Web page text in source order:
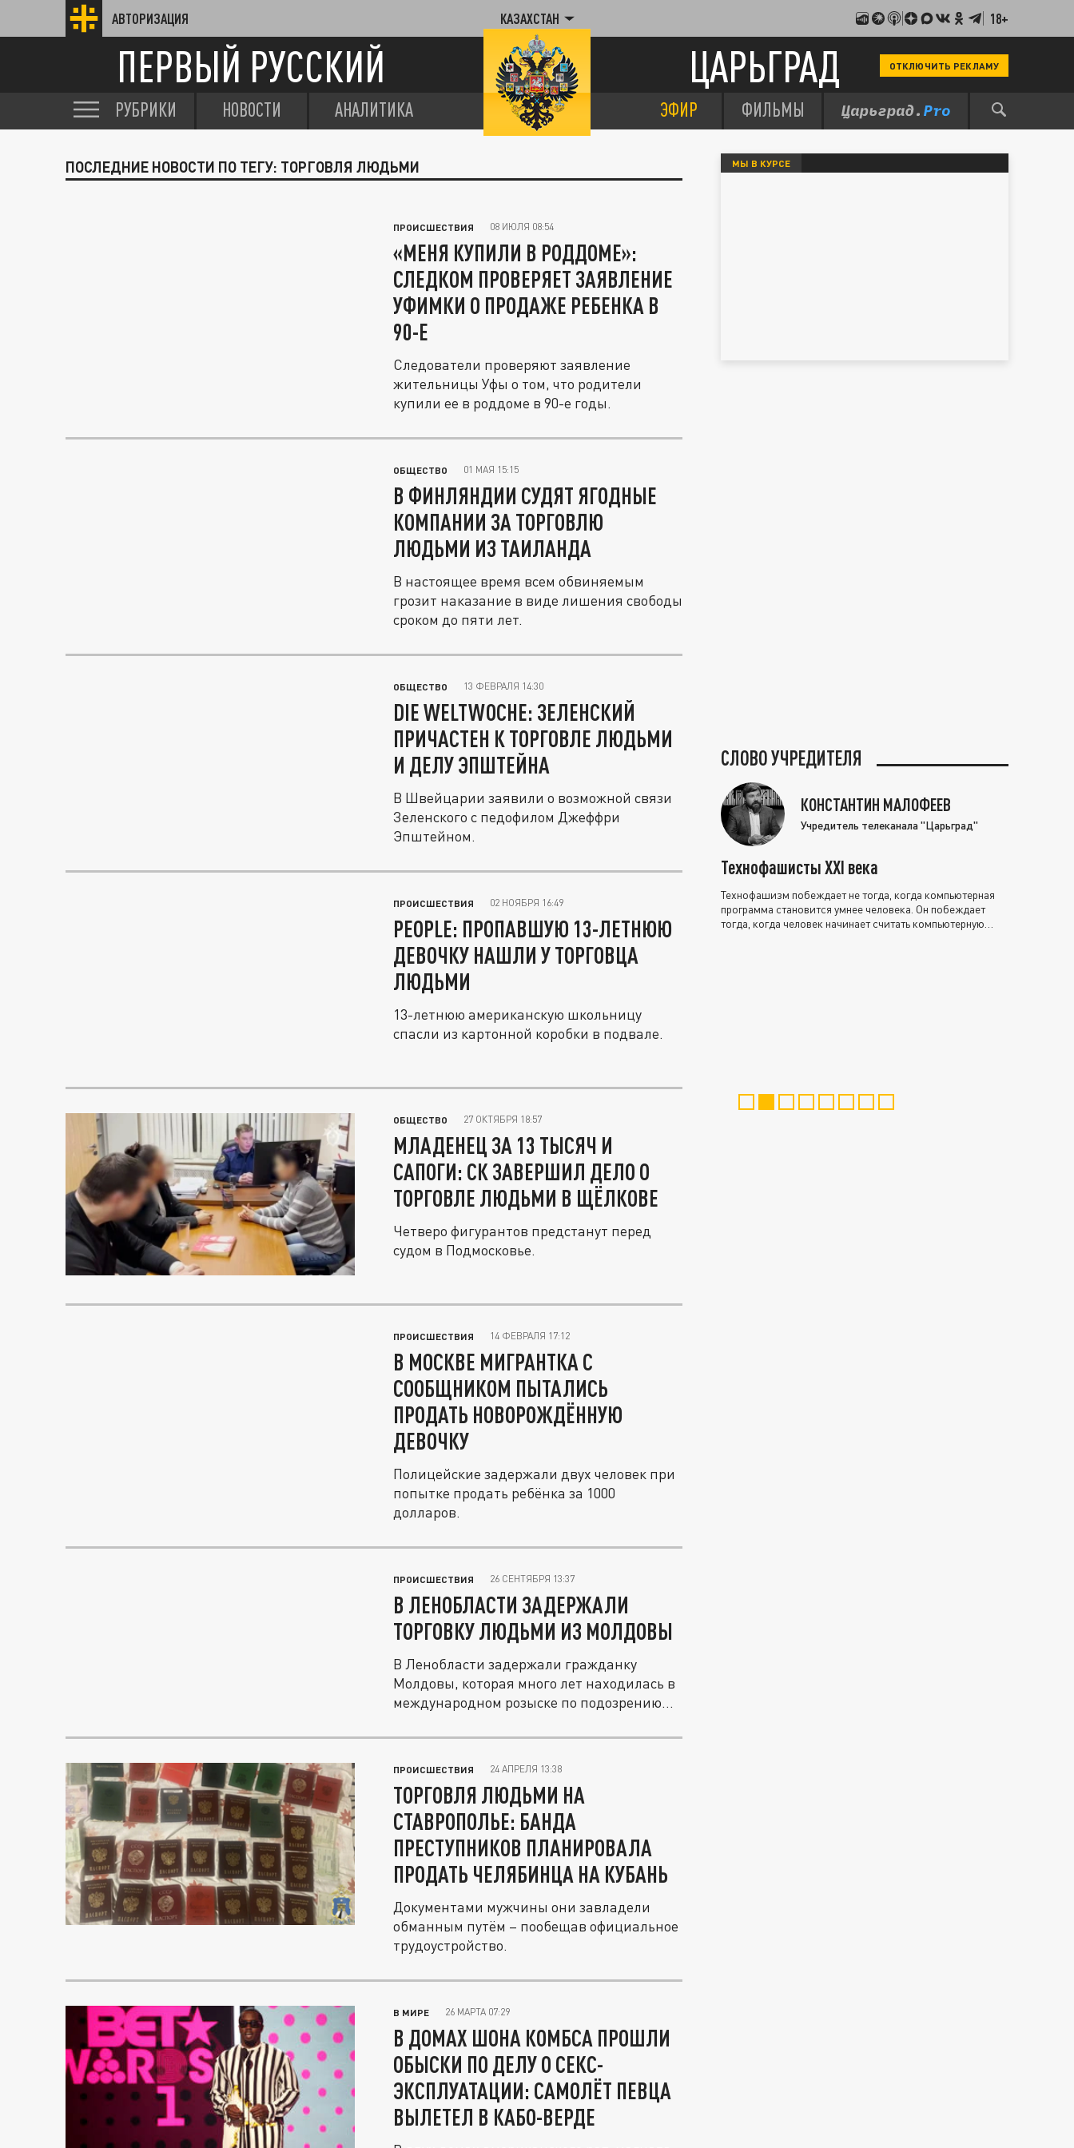
АВТОРИЗАЦИЯ КАЗАХСТАН 18+
ПЕРВЫЙ РУССКИЙ ЦАРЬГРАД ОТКЛЮЧИТЬ РЕКЛАМУ
РУБРИКИ НОВОСТИ АНАЛИТИКА ЭФИР ФИЛЬМЫ
ПОСЛЕДНИЕ НОВОСТИ ПО ТЕГУ: ТОРГОВЛЯ ЛЮДЬМИ
ПРОИСШЕСТВИЯ 08 ИЮЛЯ 08:54
«МЕНЯ КУПИЛИ В РОДДОМЕ»:
СЛЕДКОМ ПРОВЕРЯЕТ ЗАЯВЛЕНИЕ
УФИМКИ О ПРОДАЖЕ РЕБЕНКА В
90-Е
Следователи проверяют заявление
жительницы Уфы о том, что родители
купили ее в роддоме в 90-е годы.
ОБЩЕСТВО 01 МАЯ 15:15
В ФИНЛЯНДИИ СУДЯТ ЯГОДНЫЕ
КОМПАНИИ ЗА ТОРГОВЛЮ
ЛЮДЬМИ ИЗ ТАИЛАНДА
В настоящее время всем обвиняемым
грозит наказание в виде лишения свободы
сроком до пяти лет.
ОБЩЕСТВО 13 ФЕВРАЛЯ 14:30
DIE WELTWOCHE: ЗЕЛЕНСКИЙ
ПРИЧАСТЕН К ТОРГОВЛЕ ЛЮДЬМИ
И ДЕЛУ ЭПШТЕЙНА
В Швейцарии заявили о возможной связи
Зеленского с педофилом Джеффри
Эпштейном.
ПРОИСШЕСТВИЯ 02 НОЯБРЯ 16:49
PEOPLE: ПРОПАВШУЮ 13-ЛЕТНЮЮ
ДЕВОЧКУ НАШЛИ У ТОРГОВЦА
ЛЮДЬМИ
13-летнюю американскую школьницу
спасли из картонной коробки в подвале.
ОБЩЕСТВО 27 ОКТЯБРЯ 18:57
МЛАДЕНЕЦ ЗА 13 ТЫСЯЧ И
САПОГИ: СК ЗАВЕРШИЛ ДЕЛО О
ТОРГОВЛЕ ЛЮДЬМИ В ЩЁЛКОВЕ
Четверо фигурантов предстанут перед
судом в Подмосковье.
ПРОИСШЕСТВИЯ 14 ФЕВРАЛЯ 17:12
В МОСКВЕ МИГРАНТКА С
СООБЩНИКОМ ПЫТАЛИСЬ
ПРОДАТЬ НОВОРОЖДЁННУЮ
ДЕВОЧКУ
Полицейские задержали двух человек при
попытке продать ребёнка за 1000
долларов.
ПРОИСШЕСТВИЯ 26 СЕНТЯБРЯ 13:37
В ЛЕНОБЛАСТИ ЗАДЕРЖАЛИ
ТОРГОВКУ ЛЮДЬМИ ИЗ МОЛДОВЫ
В Ленобласти задержали гражданку
Молдовы, которая много лет находилась в
международном розыске по подозрению
ПРОИСШЕСТВИЯ 24 АПРЕЛЯ 13:38
ТОРГОВЛЯ ЛЮДЬМИ НА
СТАВРОПОЛЬЕ: БАНДА
ПРЕСТУПНИКОВ ПЛАНИРОВАЛА
ПРОДАТЬ ЧЕЛЯБИНЦА НА КУБАНЬ
Документами мужчины они завладели
обманным путём – пообещав официальное
трудоустройство.
В МИРЕ 26 МАРТА 07:29
В ДОМАХ ШОНА КОМБСА ПРОШЛИ
ОБЫСКИ ПО ДЕЛУ О СЕКС-
ЭКСПЛУАТАЦИИ: САМОЛЁТ ПЕВЦА
ВЫЛЕТЕЛ В КАБО-ВЕРДЕ
МЫ В КУРСЕ
СЛОВО УЧРЕДИТЕЛЯ
КОНСТАНТИН МАЛОФЕЕВ
Учредитель телеканала "Царьград"
Технофашисты XXI века
Технофашизм побеждает не тогда, когда компьютерная
программа становится умнее человека. Он побеждает
тогда, когда человек начинает считать компьютерную